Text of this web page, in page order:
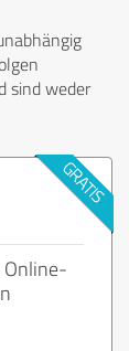
sind weder
Online-